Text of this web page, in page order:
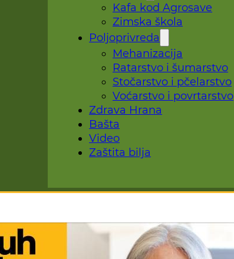
Kafa kod Agrosave
Zimska škola
Poljoprivreda
Mehanizacija
Ratarstvo i šumarstvo
Stočarstvo i pčelarstvo
Voćarstvo i povrtarstvo
Zdrava Hrana
Bašta
Video
Zaštita bilja